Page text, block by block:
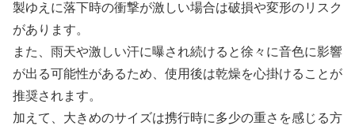
製ゆえに落下時の衝撃が激しい場合は破損や変形のリスク
があります。
また、雨天や激しい汗に曝され続けると徐々に音色に影響
が出る可能性があるため、使用後は乾燥を心掛けることが
推奨されます。
加えて、大きめのサイズは携行時に多少の重さを感じる方